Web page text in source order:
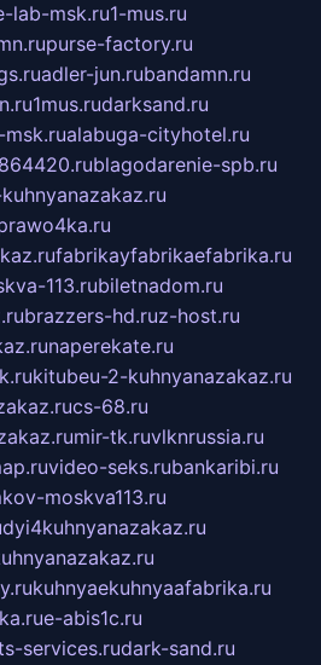
lab-msk.ru1-mus.ru
purse-factory.ru
adler-jun.rubandamn.ru
1mus.rudarksand.ru
alabuga-cityhotel.ru
blagodarenie-spb.ru
fabrikayfabrikaefabrika.ru
113.rubiletnadom.ru
brazzers-hd.ruz-host.ru
naperekate.ru
kitubeu-2-kuhnyanazakaz.ru
cs-68.ru
mir-tk.ruvlknrussia.ru
video-seks.rubankaribi.ru
moskva113.ru
kuhnyaekuhnyaafabrika.ru
e-abis1c.ru
services.rudark-sand.ru